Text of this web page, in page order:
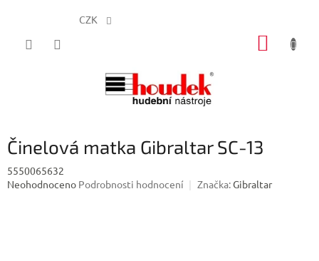
CZK
Činelová matka Gibraltar SC-13
5550065632
Průměrné
Neohodnoceno Podrobnosti hodnocení Značka:Gibraltar